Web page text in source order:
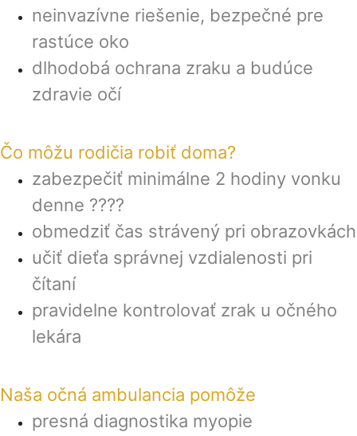
neinvazívne riešenie, bezpečné pre
rastúce oko
dlhodobá ochrana zraku a budúce
zdravie očí
Čo môžu rodičia robiť doma?
zabezpečiť minimálne 2 hodiny vonku
denne ????
obmedziť čas strávený pri obrazovkách
učiť dieťa správnej vzdialenosti pri
čítaní
pravidelne kontrolovať zrak u očného
lekára
Naša očná ambulancia pomôže
presná diagnostika myopie